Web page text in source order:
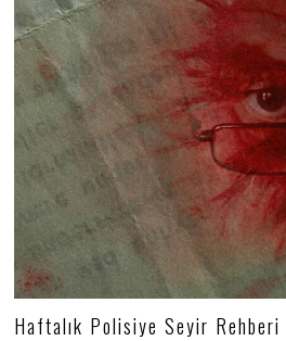
Haftalık Polisiye Seyir Rehberi